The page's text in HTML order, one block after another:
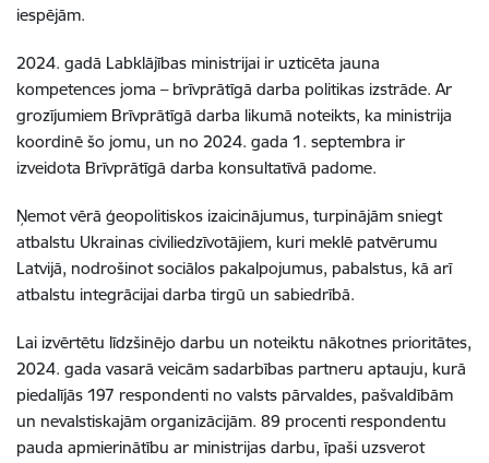
iespējām.
2024. gadā Labklājības ministrijai ir uzticēta jauna
kompetences joma – brīvprātīgā darba politikas izstrāde. Ar
grozījumiem Brīvprātīgā darba likumā noteikts, ka ministrija
koordinē šo jomu, un no 2024. gada 1. septembra ir
izveidota Brīvprātīgā darba konsultatīvā padome.
Ņemot vērā ģeopolitiskos izaicinājumus, turpinājām sniegt
atbalstu Ukrainas civiliedzīvotājiem, kuri meklē patvērumu
Latvijā, nodrošinot sociālos pakalpojumus, pabalstus, kā arī
atbalstu integrācijai darba tirgū un sabiedrībā.
Lai izvērtētu līdzšinējo darbu un noteiktu nākotnes prioritātes,
2024. gada vasarā veicām sadarbības partneru aptauju, kurā
piedalījās 197 respondenti no valsts pārvaldes, pašvaldībām
un nevalstiskajām organizācijām. 89 procenti respondentu
pauda apmierinātību ar ministrijas darbu, īpaši uzsverot